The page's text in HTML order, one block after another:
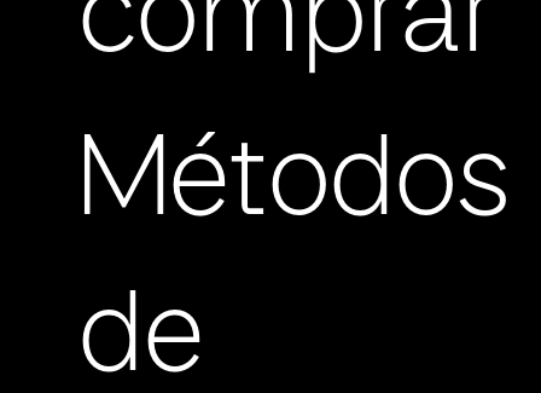
comprar
Métodos
de